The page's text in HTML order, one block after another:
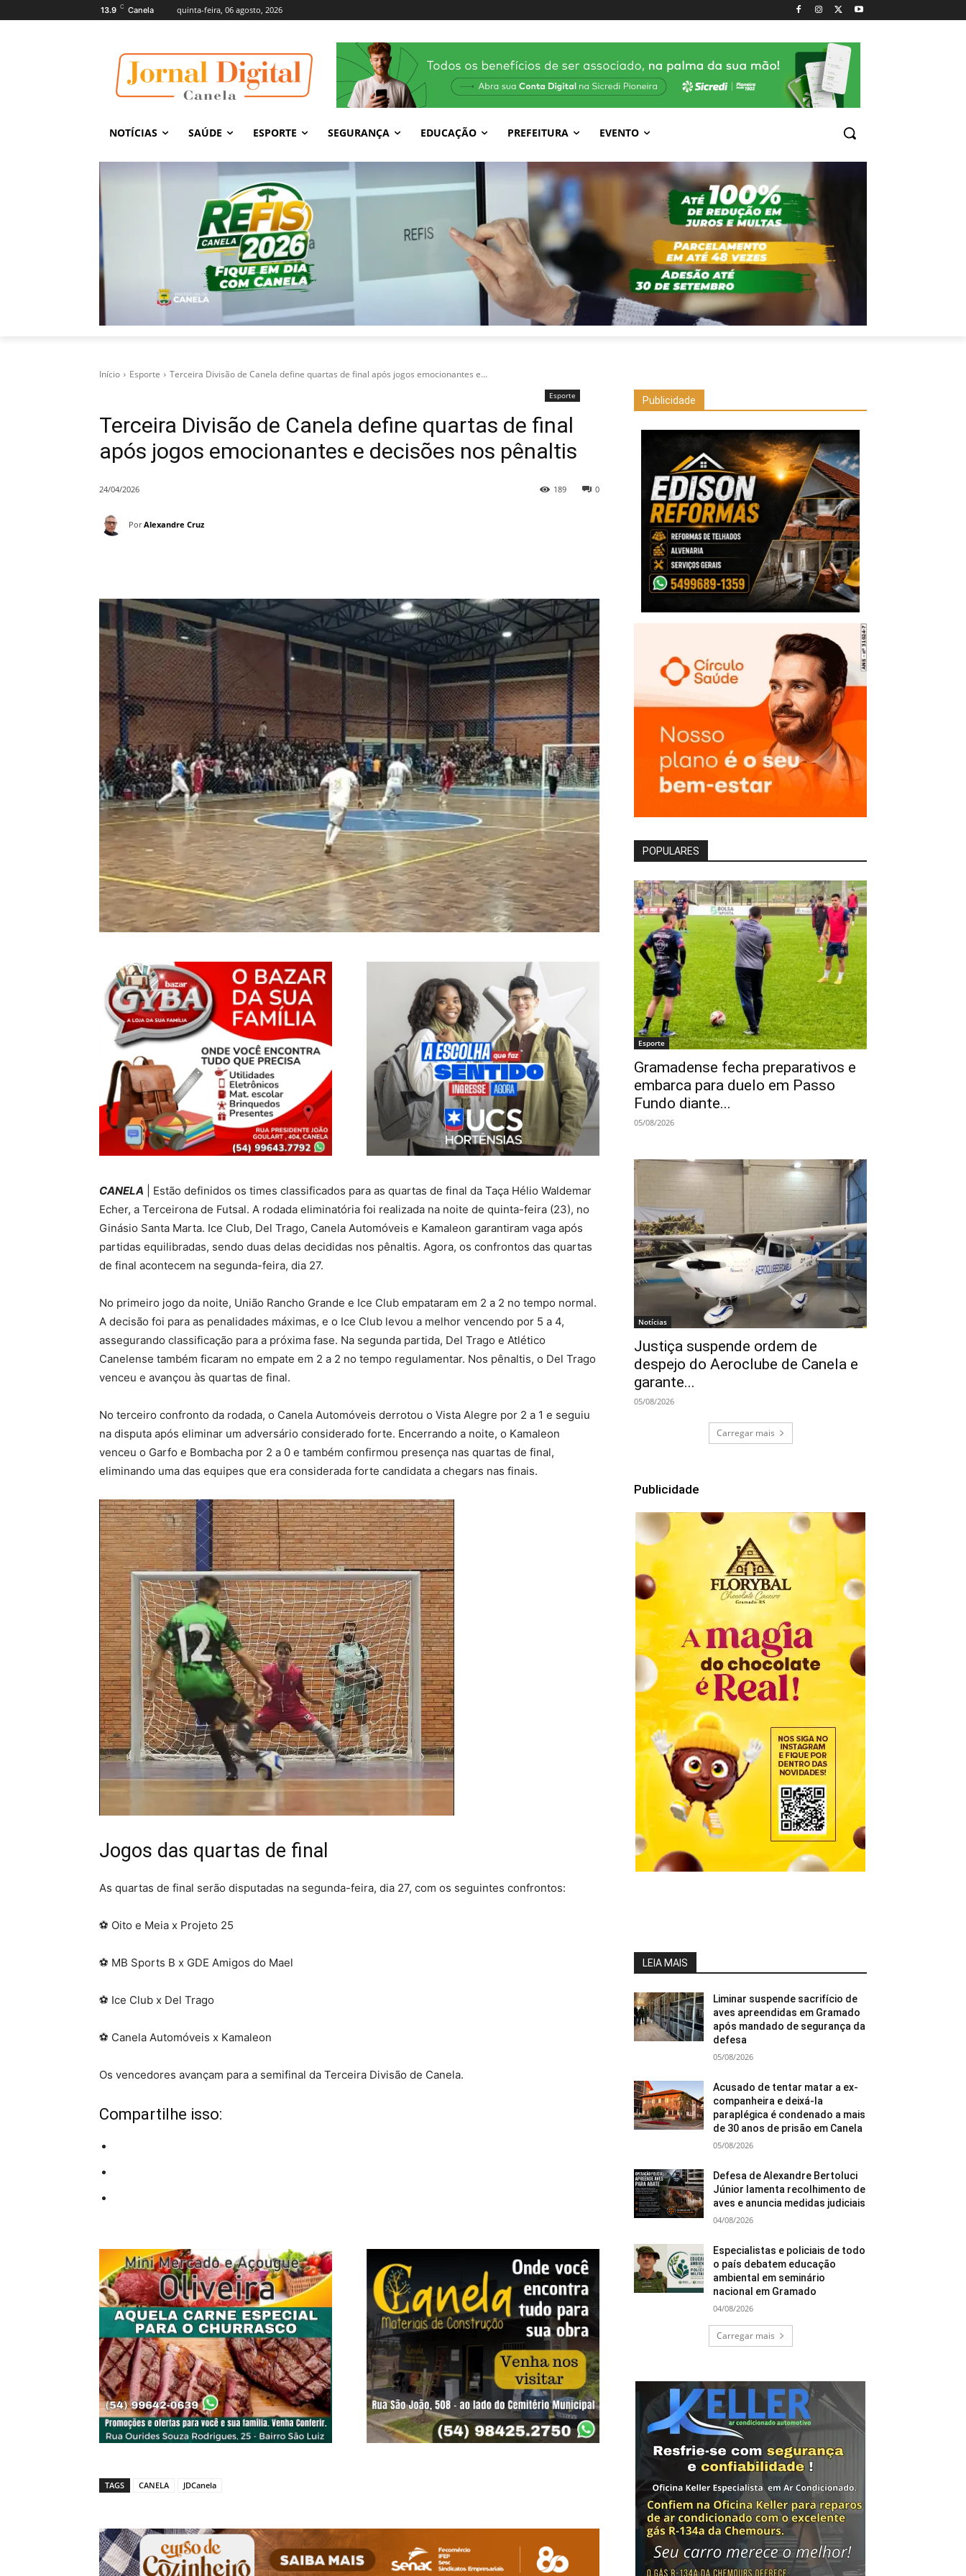
13.9 C Canela quinta-feira, 06 agosto, 2026
NOTÍCIAS SAÚDE ESPORTE SEGURANÇA EDUCAÇÃO PREFEITURA EVENTO
Início Esporte Terceira Divisão de Canela define quartas de final após jogos emocionantes e...
Esporte
Terceira Divisão de Canela define quartas de final
após jogos emocionantes e decisões nos pênaltis
24/04/2026 0
189
Por Alexandre Cruz
CANELA | Estão definidos os times classificados para as quartas de final da Taça Hélio Waldemar
Echer, a Terceirona de Futsal. A rodada eliminatória foi realizada na noite de quinta-feira (23), no
Ginásio Santa Marta. Ice Club, Del Trago, Canela Automóveis e Kamaleon garantiram vaga após
partidas equilibradas, sendo duas delas decididas nos pênaltis. Agora, os confrontos das quartas
de final acontecem na segunda-feira, dia 27.
No primeiro jogo da noite, União Rancho Grande e Ice Club empataram em 2 a 2 no tempo normal.
A decisão foi para as penalidades máximas, e o Ice Club levou a melhor vencendo por 5 a 4,
assegurando classificação para a próxima fase. Na segunda partida, Del Trago e Atlético
Canelense também ficaram no empate em 2 a 2 no tempo regulamentar. Nos pênaltis, o Del Trago
venceu e avançou às quartas de final.
No terceiro confronto da rodada, o Canela Automóveis derrotou o Vista Alegre por 2 a 1 e seguiu
na disputa após eliminar um adversário considerado forte. Encerrando a noite, o Kamaleon
venceu o Garfo e Bombacha por 2 a 0 e também confirmou presença nas quartas de final,
eliminando uma das equipes que era considerada forte candidata a chegars nas finais.
Jogos das quartas de final
As quartas de final serão disputadas na segunda-feira, dia 27, com os seguintes confrontos:
⚽ Oito e Meia x Projeto 25
⚽ MB Sports B x GDE Amigos do Mael
⚽ Ice Club x Del Trago
⚽ Canela Automóveis x Kamaleon
Os vencedores avançam para a semifinal da Terceira Divisão de Canela.
Compartilhe isso:
TAGS CANELA JDCanela
Publicidade
POPULARES
Esporte
Gramadense fecha preparativos e
embarca para duelo em Passo
Fundo diante...
05/08/2026
Notícias
Justiça suspende ordem de
despejo do Aeroclube de Canela e
garante...
05/08/2026
Carregar mais
Publicidade
LEIA MAIS
Liminar suspende sacrifício de
aves apreendidas em Gramado
após mandado de segurança da
defesa
05/08/2026
Acusado de tentar matar a ex-
companheira e deixá-la
paraplégica é condenado a mais
de 30 anos de prisão em Canela
05/08/2026
Defesa de Alexandre Bertoluci
Júnior lamenta recolhimento de
aves e anuncia medidas judiciais
04/08/2026
Especialistas e policiais de todo
o país debatem educação
ambiental em seminário
nacional em Gramado
04/08/2026
Carregar mais